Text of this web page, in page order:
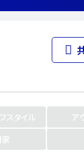
スタイル
ア